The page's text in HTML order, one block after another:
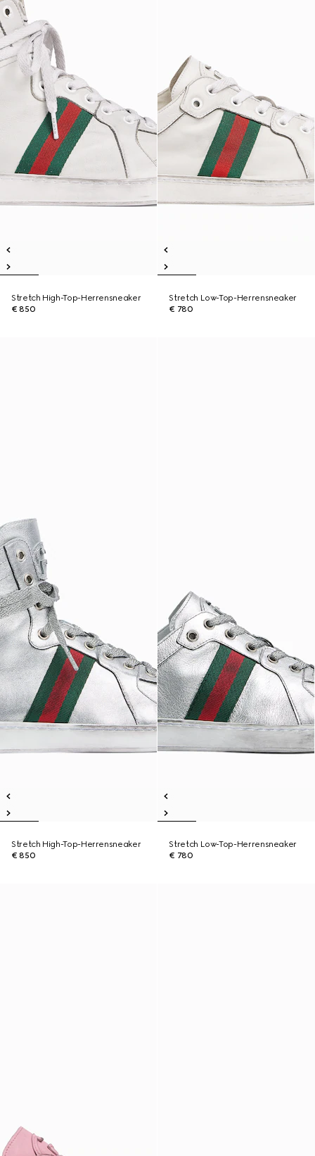
Stretch High-Top-Herrensneaker
€ 850
Stretch Low-Top-Herrensneaker
€ 780
Stretch High-Top-Herrensneaker
€ 850
Stretch Low-Top-Herrensneaker
€ 780